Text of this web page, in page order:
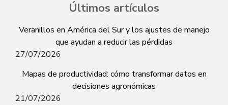
Últimos artículos
Veranillos en América del Sur y los ajustes de manejo
que ayudan a reducir las pérdidas
27/07/2026
Mapas de productividad: cómo transformar datos en
decisiones agronómicas
21/07/2026